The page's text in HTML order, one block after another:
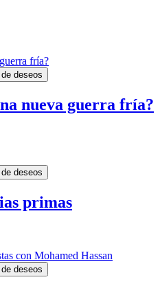
deseos
nueva guerra fría?
deseos
primas
deseos